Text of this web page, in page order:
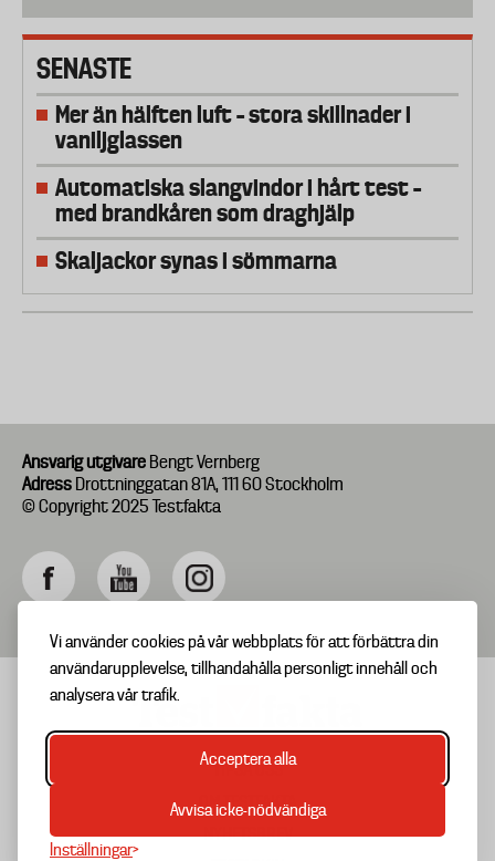
Vi använder cookies på vår webbplats för att förbättra din
användarupplevelse, tillhandahålla personligt innehåll och
analysera vår trafik.
Acceptera alla
Avvisa icke-nödvändiga
Inställningar
SENASTE
Mer än hälften luft – stora skillnader i
vaniljglassen
Automatiska slangvindor i hårt test –
med brandkåren som draghjälp
Skaljackor synas i sömmarna
Ansvarig utgivare Bengt Vernberg
Adress Drottninggatan 81A, 111 60 Stockholm
© Copyright 2025 Testfakta
Footer
menu
TIPSA OSS
OM TESTFAKTA
NYHETSBREV